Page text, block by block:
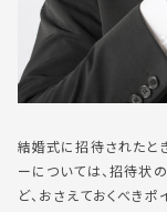
結婚式に招待されたと
ーについては、招待状
ど、おさえておくべき